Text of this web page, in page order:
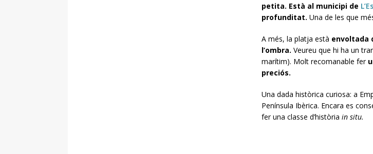
petita. Està al municipi de
profunditat. Una de les que
A més, la platja està envoltada
l’ombra. Veureu que hi ha un
marítim). Molt recomanable fer
preciós.
Una dada històrica curiosa: a
Península Ibèrica. Encara es
fer una classe d’història in situ.